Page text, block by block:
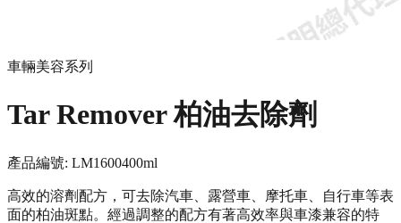
車輛美容系列
Tar Remover 柏油去除劑
產品編號: LM1600400ml
高效的溶劑配方，可去除汽車、露營車、摩托車、自行車等表
面的柏油斑點。經過調整的配方有著高效率與車漆兼容的特